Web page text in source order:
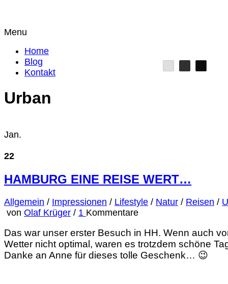
Menu
Home
Blog
Kontakt
Urban
Jan.
22
HAMBURG EINE REISE WERT…
Allgemein / Impressionen / Lifestyle / Natur / Reisen /
von Olaf Krüger / 1 Kommentare
Das war unser erster Besuch in HH. Wenn auch
Wetter nicht optimal, waren es trotzdem schöne
Danke an Anne für dieses tolle Geschenk… 😉